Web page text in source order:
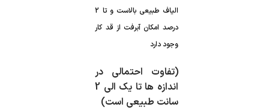
الیاف طبیعی بالاست و تا 2
درصد امکان آبرفت از قد کار
وجود دارد
(تفاوت احتمالی در
اندازه ها تا یک الی 2
سانت طبیعی است)